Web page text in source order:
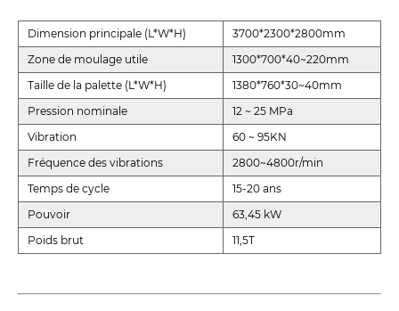
Dimension principale (L*W*H)
3700*2300*2800mm
Zone de moulage utile
1300*700*40~220mm
Taille de la palette (L*W*H)
1380*760*30~40mm
Pression nominale
12 ~ 25 MPa
Vibration
60 ~ 95KN
Fréquence des vibrations
2800~4800r/min
Temps de cycle
15-20 ans
Pouvoir
63,45 kW
Poids brut
11,5T